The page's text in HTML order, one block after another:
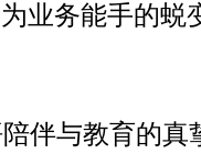
业务能手的蜕
伴与教育的真